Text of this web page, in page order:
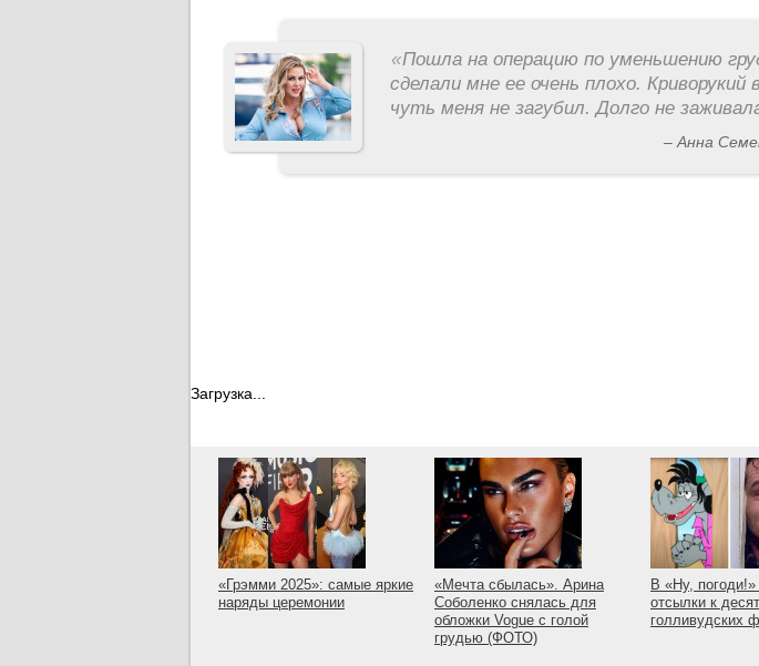
«Пошла на операцию по уменьшению
сделали мне ее очень плохо. Криворукий
чуть меня не загубил. Долго не
– Анна
Загрузка...
«Грэмми 2025»: самые яркие
наряды церемонии
«Мечта сбылась». Арина
Соболенко снялась для
обложки Vogue с голой
грудью (ФОТО)
В «Ну,
отсылки к
голливудских